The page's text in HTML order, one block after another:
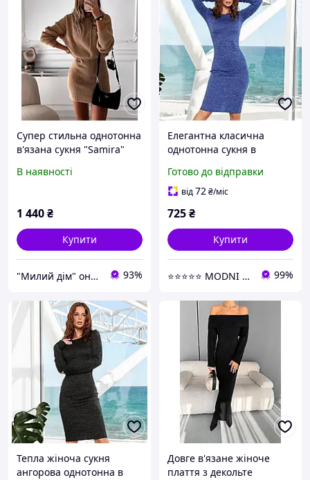
Супер стильна однотонна
в'язана сукня "Samira"
якісна тепла сукня
В наявності
1 440₴
Купити
"Милий дім" онлайн магазин 93%
Елегантна класична
однотонна сукня в
синя сукня жіноча базова
Готово до відправки
від72₴/міс
725₴
Купити
⭐⭐⭐⭐⭐ MODNI ⭐⭐⭐⭐⭐ 99%
Тепла жіноча сукня
ангорова однотонна в
Довге в'язане жіноче
плаття з декольте